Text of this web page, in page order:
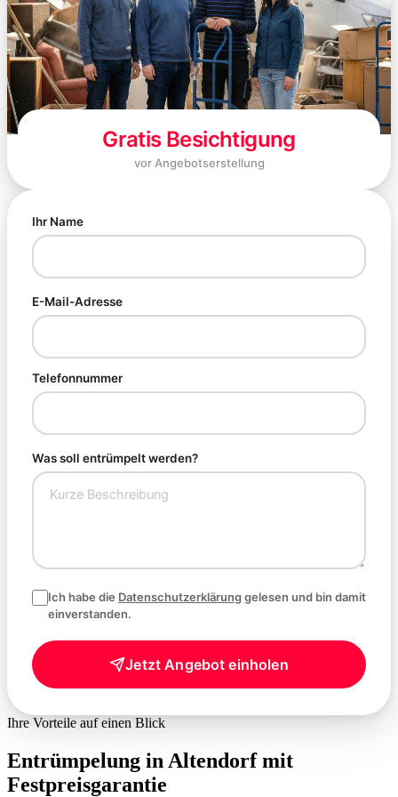
Gratis Besichtigung
vor Angebotserstellung
Ihr Name
E-Mail-Adresse
Telefonnummer
Was soll entrümpelt werden?
Ich habe die Datenschutzerklärunggelesen und bin damit
einverstanden.
Jetzt Angebot einholen
Ihre Vorteile auf einen Blick
Entrümpelung in Altendorf mit
Festpreisgarantie